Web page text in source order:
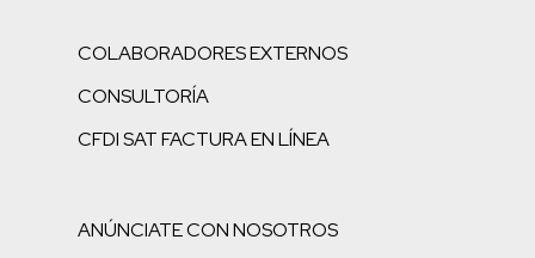
COLABORADORES EXTERNOS
CONSULTORÍA
CFDI SAT FACTURA EN LÍNEA
ANÚNCIATE CON NOSOTROS